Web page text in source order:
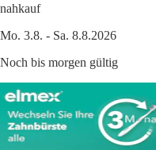
nahkauf
Mo. 3.8. - Sa. 8.8.2026
Noch bis morgen gültig